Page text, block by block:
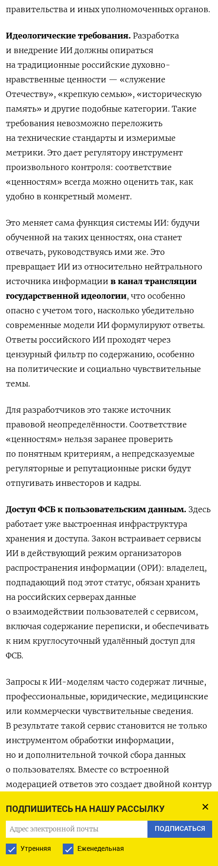
ПОДПИШИТЕСЬ НА НАШУ РАССЫЛКУ
ПОДПИСАТЬСЯ
Утренняя Еженедельная
правительства и иных уполномоченных органов.
Идеологические требования. Разработка
и внедрение ИИ должны опираться
на традиционные российские духовно-
нравственные ценности — «служение
Отечеству», «крепкую семью», «историческую
память» и другие подобные категории. Такие
требования невозможно переложить
на технические стандарты и измеримые
метрики. Это дает регулятору инструмент
произвольного контроля: соответствие
«ценностям» всегда можно оценить так, как
удобно в конкретный момент.
Это меняет сама функция системы ИИ: будучи
обученной на таких ценностях, она станет
отвечать, руководствуясь ими же. Это
превращает ИИ из относительно нейтрального
источника информации в канал трансляции
государственной идеологии, что особенно
опасно с учетом того, насколько убедительно
современные модели ИИ формулируют ответы.
Ответы российского ИИ проходят через
цензурный фильтр по содержанию, особенно
на политические и социально чувствительные
темы.
Для разработчиков это также источник
правовой неопределённости. Соответствие
«ценностям» нельзя заранее проверить
по понятным критериям, а непредсказуемые
регуляторные и репутационные риски будут
отпугивать инвесторов и кадры.
Доступ ФСБ к пользовательским данным. Здесь
работает уже выстроенная инфраструктура
хранения и доступа. Закон встраивает сервисы
ИИ в действующий режим организаторов
распространения информации (ОРИ): владелец,
подпадающий под этот статус, обязан хранить
на российских серверах данные
о взаимодействии пользователей с сервисом,
включая содержание переписки, и обеспечивать
к ним круглосуточный удалённый доступ для
ФСБ.
Запросы к ИИ-моделям часто содержат личные,
профессиональные, юридические, медицинские
или коммерчески чувствительные сведения.
В результате такой сервис становится не только
инструментом обработки информации,
но и дополнительной точкой сбора данных
о пользователях. Вместе со встроенной
модерацией ответов это создает двойной контур
Административный контроль рынка.Проект
вводит привилегированные статусы для
отдельных моделей — «суверенная»,